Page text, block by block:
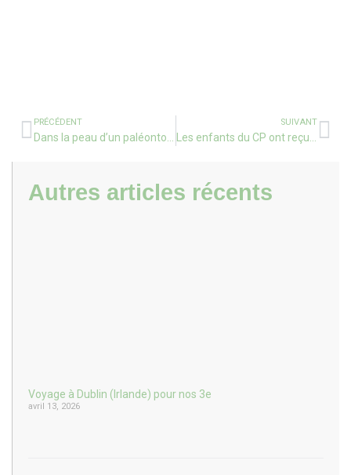
PRÉCÉDENT SUIVANT
Autres articles récents
Voyage à Dublin (Irlande) pour nos 3e
avril 13, 2026